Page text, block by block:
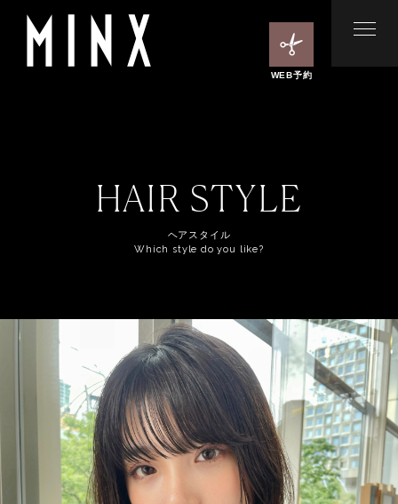
WEB予約
HAIR STYLE
ヘアスタイル
Which style do you like?